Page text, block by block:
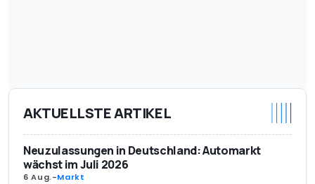
AKTUELLSTE ARTIKEL
Neuzulassungen in Deutschland: Automarkt
wächst im Juli 2026
6 Aug.-Markt